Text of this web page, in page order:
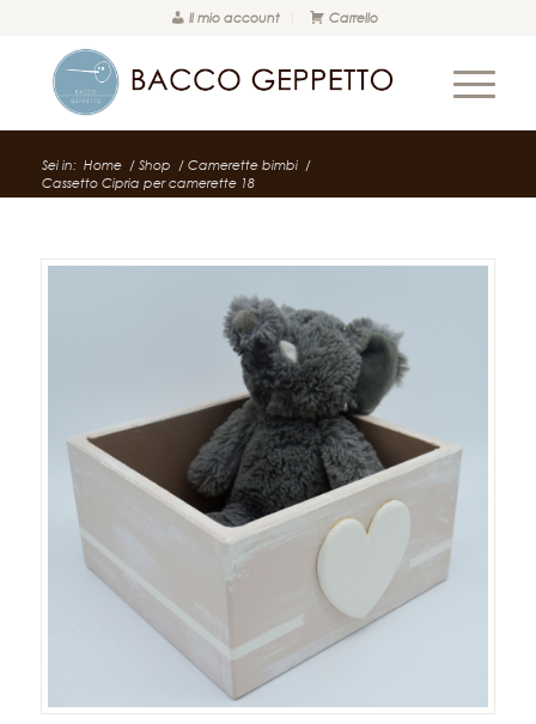
Il mio account Carrello
Sei in: Home / Shop / Camerette bimbi /
Cassetto Cipria per camerette 18